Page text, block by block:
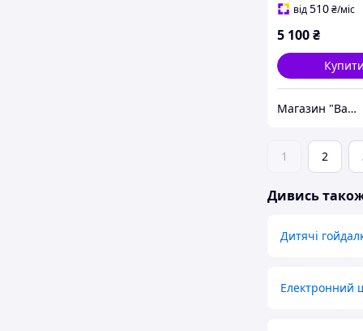
від510₴/міс
5 100₴
Купити
Магазин "Baby Comfort"
1 2
Дивись
Дитячі
Електронний